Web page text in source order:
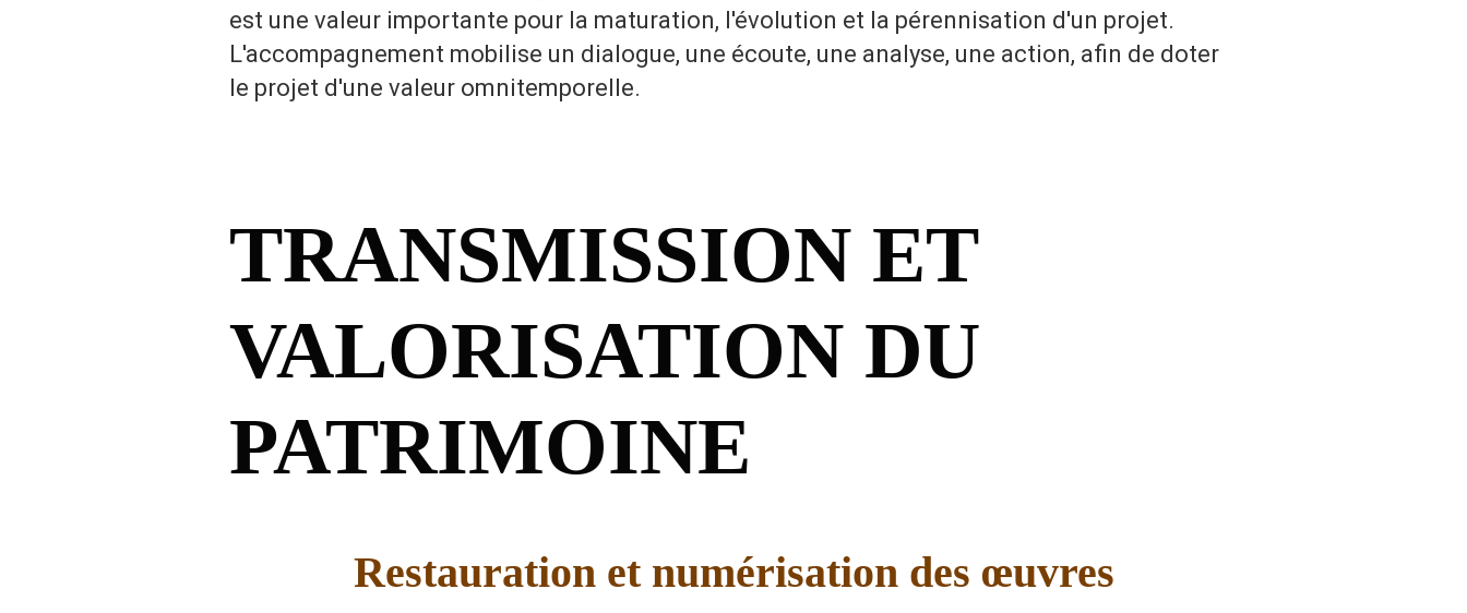
est une valeur importante pour la maturation, l'évolution et la pérennisation d'un projet.
L'accompagnement mobilise un dialogue, une écoute, une analyse, une action, afin de doter
le projet d'une valeur omnitemporelle.
TRANSMISSION ET
VALORISATION DU
PATRIMOINE
Restauration et numérisation des œuvres